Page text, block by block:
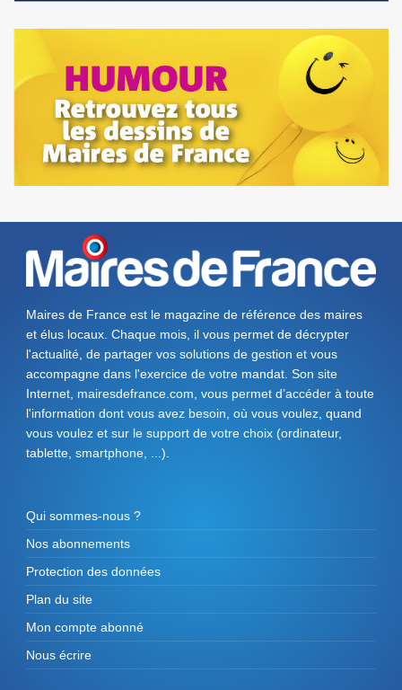
Maires de France est le magazine de référence des maires
et élus locaux. Chaque mois, il vous permet de décrypter
l'actualité, de partager vos solutions de gestion et vous
accompagne dans l'exercice de votre mandat. Son site
Internet, mairesdefrance.com, vous permet d’accéder à toute
l'information dont vous avez besoin, où vous voulez, quand
vous voulez et sur le support de votre choix (ordinateur,
tablette, smartphone, ...).
Qui sommes-nous ?
Nos abonnements
Protection des données
Plan du site
Mon compte abonné
Nous écrire